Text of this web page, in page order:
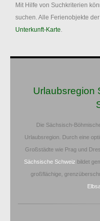
Mit Hilfe von Suchkriterien
suchen. Alle Ferienobjekte
Unterkunft-Karte.
Urlaubsregion
Die Sächsisch-
Urlaubsregion. Durch eine
Großstädte wie Prag und
Sächsische Schweiz bildet
großflächige,